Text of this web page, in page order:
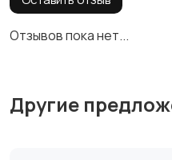
Отзывов пока нет...
Другие